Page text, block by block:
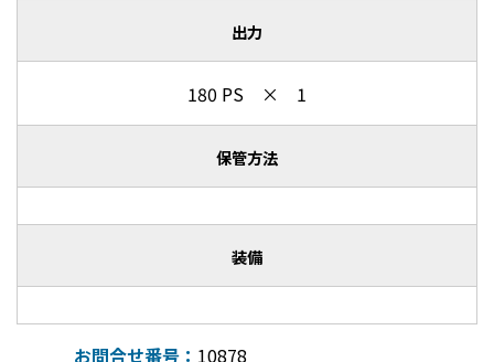
出力
180 PS × 1
保管方法
装備
お問合せ番号： 10878